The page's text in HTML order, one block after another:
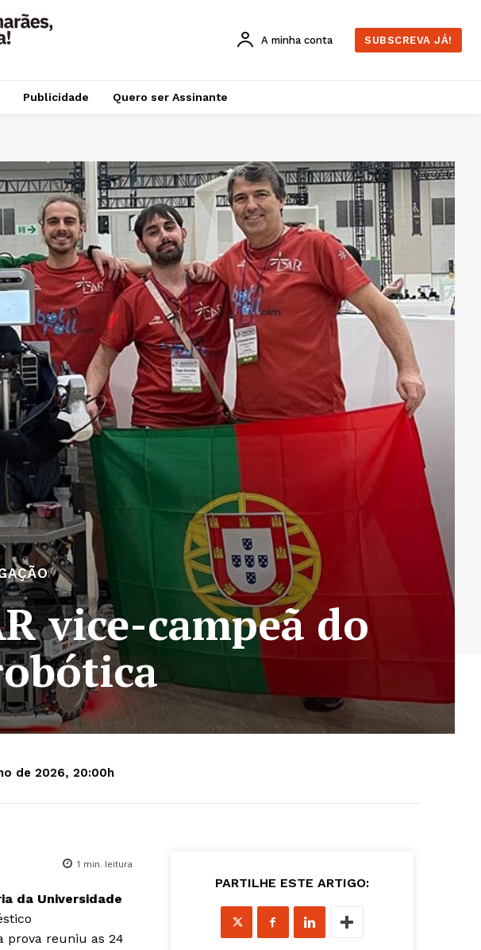
A minha conta SUBSCREVA JÁ!
Publicidade Quero ser Assinante
vice-campeã do
de 2026, 20:00h
1 min. leitura
da Universidade
prova reuniu as 24
PARTILHE ESTE ARTIGO: